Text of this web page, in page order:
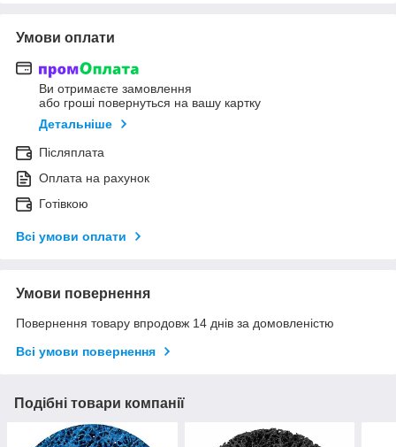
Умови оплати
Ви отримаєте замовлення
або гроші повернуться на вашу картку
Детальніше
Післяплата
Оплата на рахунок
Готівкою
Всі умови оплати
Умови повернення
Повернення товару впродовж 14 днів за домовленістю
Всі умови повернення
Подібні товари компанії